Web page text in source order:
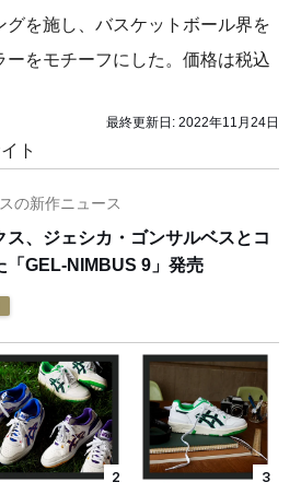
グを施し、バスケットボール界を
ーをモチーフにした。価格は税込
最終更新日: 2022年11月24日
ト
の新作ニュース
ス、ジェシカ・ゴンサルベスとコ
「GEL-NIMBUS 9」発売
2 3